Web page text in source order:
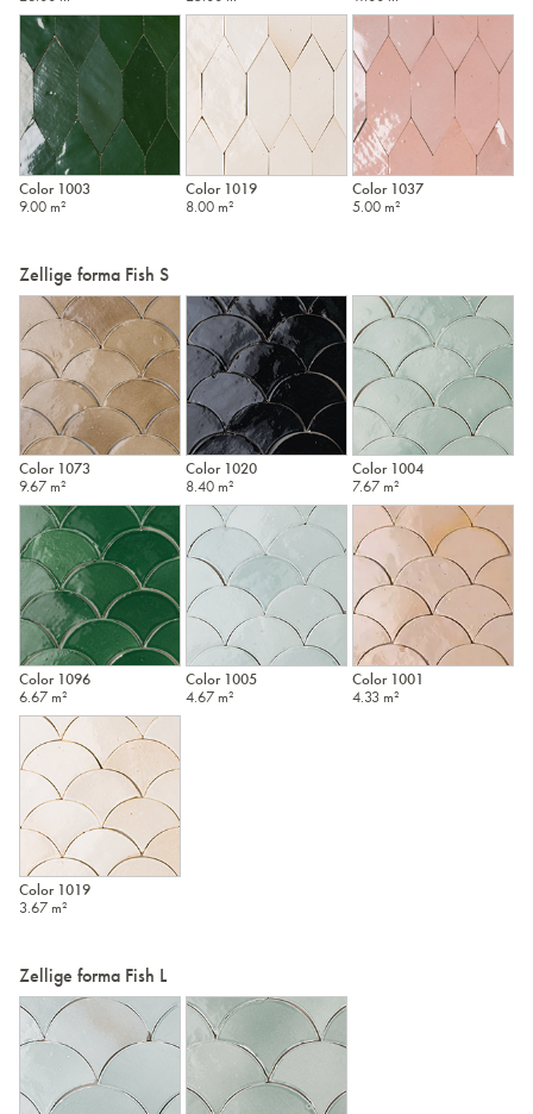
Color 1003
9.00 m²
Color 1019
8.00 m²
Color 1037
5.00 m²
Zellige forma Fish S
Color 1073
9.67 m²
Color 1020
8.40 m²
Color 1004
7.67 m²
Color 1096
6.67 m²
Color 1005
4.67 m²
Color 1001
4.33 m²
Color 1019
3.67 m²
Zellige forma Fish L